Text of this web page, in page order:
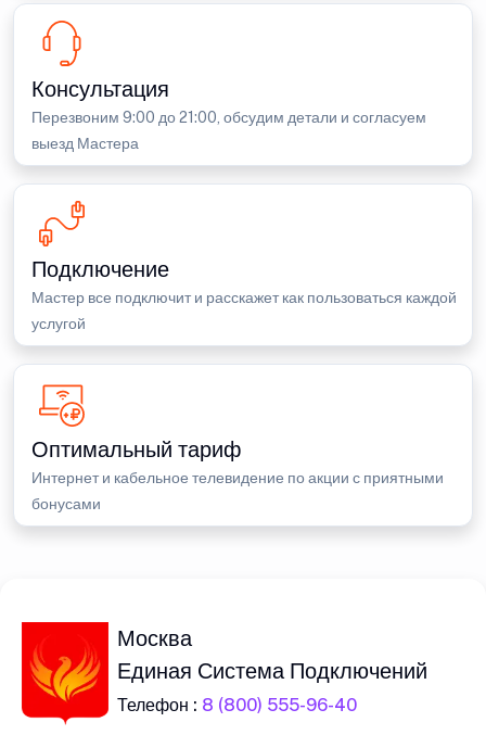
Консультация
Перезвоним 9:00 до 21:00, обсудим детали и согласуем
выезд Мастера
Подключение
Мастер все подключит и расскажет как пользоваться каждой
услугой
Оптимальный тариф
Интернет и кабельное телевидение по акции с приятными
бонусами
Москва
Единая Система Подключений
Телефон : 8 (800) 555-96-40